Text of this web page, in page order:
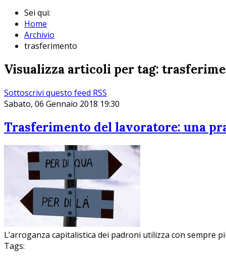
Sei qui:
Home
Archivio
trasferimento
Visualizza articoli per tag:
Sottoscrivi questo feed RSS
Sabato, 06 Gennaio 2018 19:30
Trasferimento del lavoratore: una
L’arroganza capitalistica dei padroni utilizza con sempre
Tags: